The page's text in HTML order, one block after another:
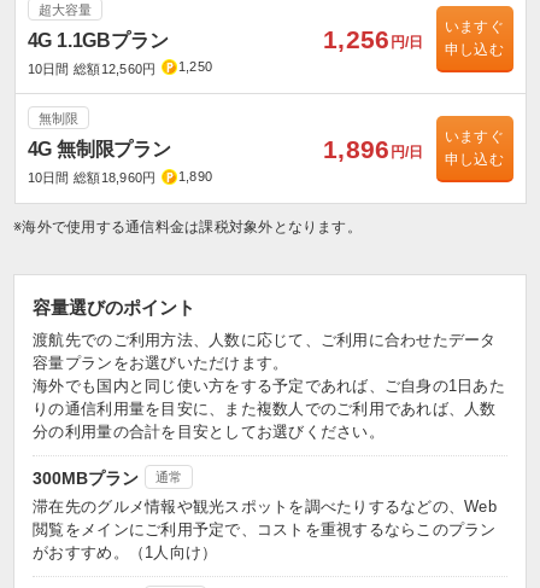
超大容量
4G 1.1GBプラン
10日間 総額12,560円 1,250
1,256 円/日
いますぐ
申し込む
無制限
4G 無制限プラン
10日間 総額18,960円 1,890
1,896 円/日
いますぐ
申し込む
※海外で使用する通信料金は課税対象外となります。
容量選びのポイント
渡航先でのご利用方法、人数に応じて、ご利用に合わせたデータ
容量プランをお選びいただけます。
海外でも国内と同じ使い方をする予定であれば、ご自身の1日あた
りの通信利用量を目安に、また複数人でのご利用であれば、人数
分の利用量の合計を目安としてお選びください。
300MBプラン 通常
滞在先のグルメ情報や観光スポットを調べたりするなどの、Web
閲覧をメインにご利用予定で、コストを重視するならこのプラン
がおすすめ。（1人向け）